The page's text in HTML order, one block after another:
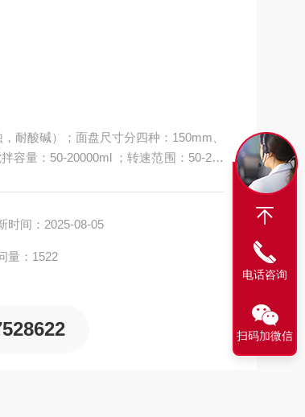
耐酸碱）；面盘尺寸分四种：150mm、
容量：50-20000ml ；转速范围：50-250
时间：2025-08-05
量：1522
电话咨询
扫码加微信